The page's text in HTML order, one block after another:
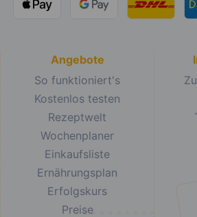
Angebote
So funktioniert's
Kostenlos testen
Rezeptwelt
Wochenplaner
Einkaufsliste
Ernährungsplan
Erfolgskurs
Preise